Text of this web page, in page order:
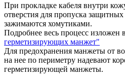
При прокладке кабеля внутри
отверстия для пропуска
зажимаются хомутиками.
Подробнее весь процесс изложен в
герметизирующих манжет"
Для предохранения манжеты от
на нее по периметру надевают
герметизирующей манжеты.